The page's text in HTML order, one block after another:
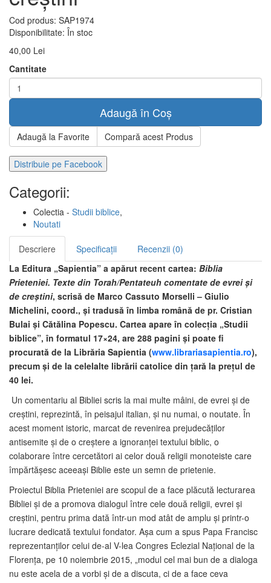
Cod produs: SAP1974
Disponibilitate: În stoc
40,00 Lei
Cantitate
Adaugă în Coș
Adaugă la Favorite Compară acest Produs
Distribuie pe Facebook
Categorii:
Colectia - Studii biblice,
Noutati
Descriere Specificații
Recenzii (0)
La Editura „Sapientia” a apărut recent cartea: Biblia
Prieteniei. Texte din Torah/Pentateuh comentate de evrei şi
de creştini, scrisă de Marco Cassuto Morselli – Giulio
Michelini, coord., și tradusă în limba română de pr. Cristian
Bulai şi Cătălina Popescu. Cartea apare în colecția „Studii
biblice”, în formatul 17×24, are 288 pagini şi poate fi
procurată de la Librăria Sapientia (www.librariasapientia.ro),
precum şi de la celelalte librării catolice din țară la prețul de
40 lei.
Un comentariu al Bibliei scris la mai multe mâini, de evrei şi de
creştini, reprezintă, în peisajul italian, şi nu numai, o noutate. În
acest moment istoric, marcat de revenirea prejudecăţilor
antisemite şi de o creştere a ignoranţei textului biblic, o
colaborare între cercetători ai celor două religii monoteiste care
împărtăşesc aceeaşi Biblie este un semn de prietenie.
Proiectul Biblia Prieteniei are scopul de a face plăcută lecturarea
Bibliei şi de a promova dialogul între cele două religii, evrei şi
creştini, pentru prima dată într-un mod atât de amplu şi printr-o
lucrare dedicată textului fondator. Aşa cum a spus Papa Francisc
reprezentanţilor celui de-al V-lea Congres Eclezial Naţional de la
Florenţa, pe 10 noiembrie 2015, „modul cel mai bun de a dialoga
nu este acela de a vorbi şi de a discuta, ci de a face ceva